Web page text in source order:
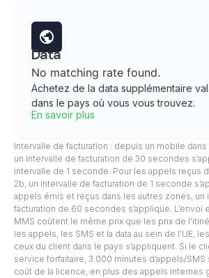
Data
No matching rate found.
Achetez de la data supplémentaire
dans le pays où vous vous trouvez.
En savoir plus
Intervalle de facturation : depuis un mobile dans
un intervalle de facturation de 30 secondes
intervalle de 1 seconde. Pour les appels reçus
2b, un intervalle de facturation de 1 seconde
appels émis et reçus dans les autres zones, un
facturation de 60 secondes s’applique. L’envoi
MMS coûtent le même prix que les prix de
les appels, les SMS et la data au sein de l’UE,
ceux du client dans le pays s’appliquent. Si le
service forfaitaire, 3 000 minutes d’appels/SMS
coût de la licence, en plus des appels internes